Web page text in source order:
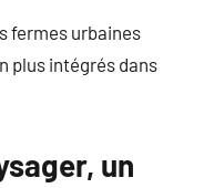
fermes urbaines
plus intégrés dans
un